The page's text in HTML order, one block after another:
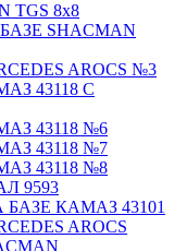
8х8
SHACMAN
AROCS №3
43118 С
43118 №6
43118 №7
43118 №8
9593
КАМАЗ 43101
AROCS